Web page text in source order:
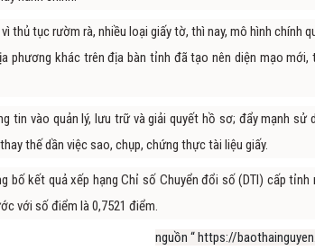
thủ tục rườm rà, nhiều loại giấy tờ, thì nay, mô hình chính
phương khác trên địa bàn tỉnh đã tạo nên diện mạo mới,
tin vào quản lý, lưu trữ và giải quyết hồ sơ; đẩy mạnh sử
thế dần việc sao, chụp, chứng thực tài liệu giấy.
bố kết quả xếp hạng Chỉ số Chuyển đổi số (DTI) cấp tỉnh
với số điểm là 0,7521 điểm.
nguồn “ https://